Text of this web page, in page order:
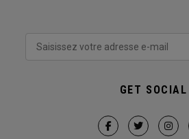
GET SOCIAL